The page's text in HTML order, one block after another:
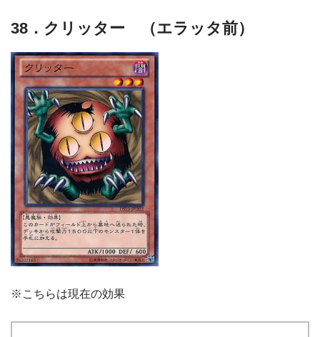
38．クリッター （エラッタ前）
※こちらは現在の効果